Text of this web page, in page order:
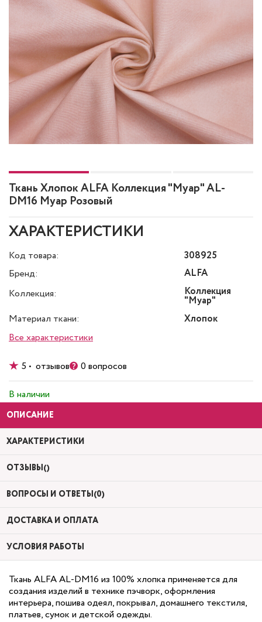
Ткань Хлопок ALFA Коллекция "Муар" AL-
DM16 Муар Розовый
ХАРАКТЕРИСТИКИ
Код товара:
308925
Бренд:
ALFA
Коллекция:
Коллекция
"Муар"
Материал ткани:
Хлопок
Все характеристики
5 • отзывов 0 вопросов
В наличии
ОПИСАНИЕ
ХАРАКТЕРИСТИКИ
ОТЗЫВЫ()
ВОПРОСЫ И ОТВЕТЫ(0)
ДОСТАВКА И ОПЛАТА
УСЛОВИЯ РАБОТЫ
Ткань ALFA AL-DM16 из 100% хлопка применяется для
создания изделий в технике пэчворк, оформления
интерьера, пошива одеял, покрывал, домашнего текстиля,
платьев, сумок и детской одежды.